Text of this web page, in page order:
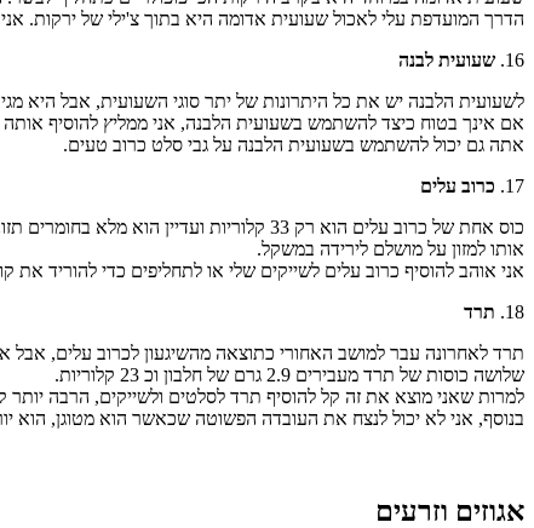
הדרך המועדפת עלי לאכול שעועית אדומה היא בתוך צ'ילי של ירקות.
16. שעועית לבנה
לשעועית הלבנה יש את כל היתרונות של יתר סוגי השעועית, אבל היא
אם אינך בטוח כיצד להשתמש בשעועית הלבנה, אני ממליץ להוסיף
אתה גם יכול להשתמש בשעועית הלבנה על גבי סלט כרוב טעים.
17. כרוב עלים
כוס אחת של כרוב עלים הוא רק 33 קלוריות
אותו למזון על מושלם לירידה במשקל.
אני אוהב להוסיף כרוב עלים לשייקים שלי או לתחליפים כדי להוריד
18. תרד
תרד לאחרונה עבר למושב האחורי כתוצאה מהשיגעון לכרוב עלים,
שלושה כוסות של תרד מעבירים 2.9 גרם של חלבון וכ 23 קלוריות.
למרות שאני מוצא את זה קל להוסיף תרד לסלטים ולשייקים, הרבה
בנוסף, אני לא יכול לנצח את העובדה הפשוטה שכאשר הוא מטוגן, הוא
אגוזים וזרעים